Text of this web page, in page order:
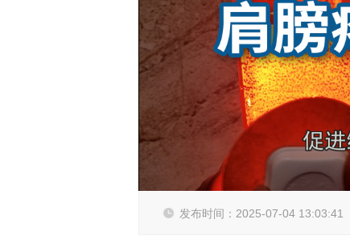
发布时间：2025-07-04 13:03:41